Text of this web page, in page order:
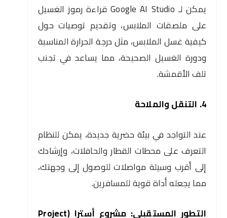
يمكن لـ Google AI Studio قراءة رموز الغسيل
على ملصقات الملابس، وتقديم توصيات حول
كيفية غسل الملابس، مثل درجة الحرارة المناسبة
ودورة الغسيل الصحيحة، مما يساعد في تجنب
تلف الأقمشة.
4. التنقل والملاحة
عند التواجد في بيئة حضرية جديدة، يمكن للنظام
التعرف على محطات القطار والحافلات، وإرشادك
إلى أقرب وسيلة مواصلات للوصول إلى وجهتك،
مما يجعله أداة قوية للمسافرين.
التطور المستقبلي: مشروع أسترا (Project